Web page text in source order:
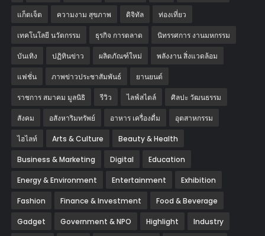
แก็ตเจ็ต ความงาม สุขภาพ ดิจิทัล ท่องเที่ยว
เทคโนโลยี นวัตกรรม ธุรกิจ การตลาด นิทรรศการ งานมหกรรม
บันเทิง ปฏิทินข่าว ผลิตภัณฑ์ใหม่ พลังงาน สิ่งแวดล้อม
แฟชั่น ภาพข่าวประชาสัมพันธ์ ‎ยานยนต์‎
ราชการ สมาคม มูลนิธิ รีวิว ไลฟ์สไตล์ ศิลปะ วัฒนธรรม
สังคม อสังหาริมทรัพย์ อาหาร เครื่องดื่ม อุตสาหกรรม
ไฮไลท์ Arts & Culture Beauty & Health
Business & Marketing Digital Education
Energy & Environment Entertainment Exhibition
Fashion Finance & Investment Food & Beverage
Gadget Government & NPO Highlight Industry